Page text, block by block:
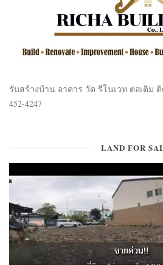
รับสร้างบ้าน อาคาร วัด รีโนเวท ต่อเติม
452-4247
LAND FOR